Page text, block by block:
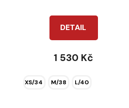
DETAIL
1 530 Kč
XS/34 M/38 L/40